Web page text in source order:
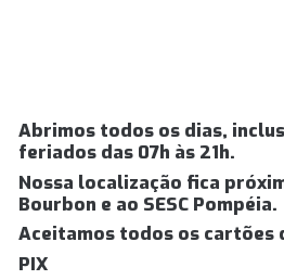
Abrimos todos os dias,
feriados das 07h às 21h.
Nossa localização fica
Bourbon e ao SESC Pompéia.
Aceitamos todos os cartões
PIX